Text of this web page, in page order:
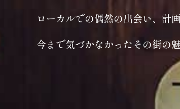
ローカルでの偶然の出会い、計
今まで気づかなかったその街の